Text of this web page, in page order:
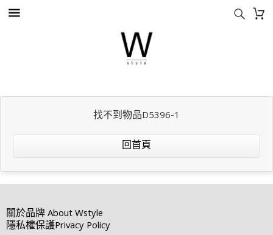
找不到物品D5396-1
回首頁
關於品牌About Wstyle
隱私權保護Privacy Policy